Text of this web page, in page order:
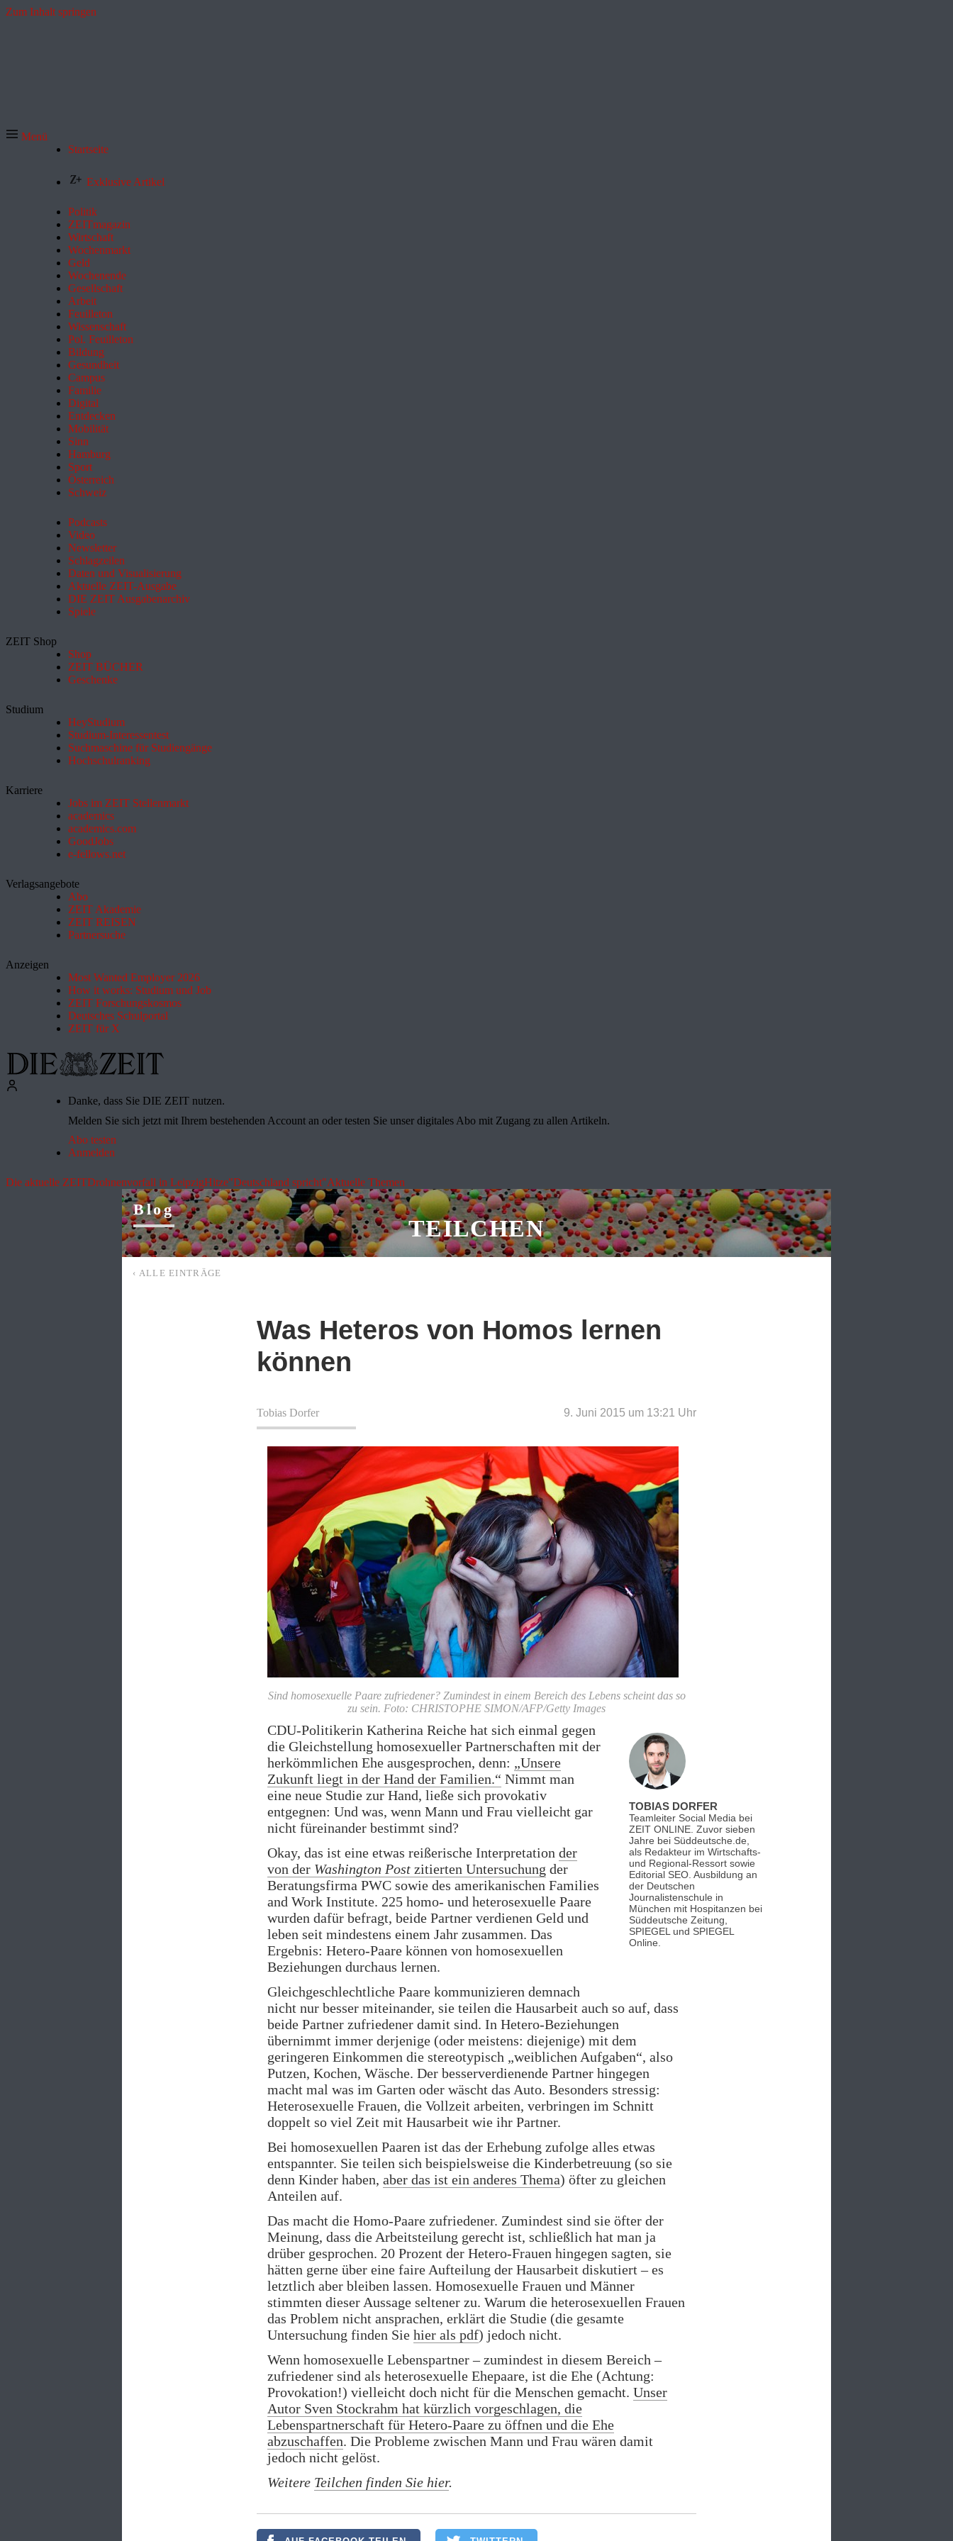
Zum Inhalt springen
Menü
Startseite
Exklusive Artikel
Politik
ZEITmagazin
Wirtschaft
Wochenmarkt
Geld
Wochenende
Gesellschaft
Arbeit
Feuilleton
Wissenschaft
Pol. Feuilleton
Bildung
Gesundheit
Campus
Familie
Digital
Entdecken
Mobilität
Sinn
Hamburg
Sport
Österreich
Schweiz
Podcasts
Video
Newsletter
Schlagzeilen
Daten und Visualisierung
Aktuelle ZEIT-Ausgabe
DIE ZEIT Ausgabenarchiv
Spiele
ZEIT Shop
Shop
ZEIT BÜCHER
Geschenke
Studium
HeyStudium
Studium-Interessentest
Suchmaschine für Studiengänge
Hochschulranking
Karriere
Jobs im ZEIT Stellenmarkt
academics
academics.com
GoodJobs
e-fellows.net
Verlagsangebote
Abo
ZEIT Akademie
ZEIT REISEN
Partnersuche
Anzeigen
Most Wanted Employer 2026
How it works: Studium und Job
ZEIT Forschungskosmos
Deutsches Schulportal
ZEIT für X
Danke, dass Sie DIE ZEIT nutzen.
Melden Sie sich jetzt mit Ihrem bestehenden Account an oder testen Sie unser digitales Abo mit Zugang zu allen Artikeln.
Abo testen
Anmelden
Die aktuelle ZEITDrohnenvorfall in LeipzigHitze"Deutschland spricht"Aktuelle Themen
Blog
TEILCHEN
‹ ALLE EINTRÄGE
Was Heteros von Homos lernen
können
Tobias Dorfer 9. Juni 2015 um 13:21 Uhr
Sind homosexuelle Paare zufriedener? Zumindest in einem Bereich des Lebens scheint das so
zu sein. Foto: CHRISTOPHE SIMON/AFP/Getty Images
TOBIAS DORFER
Teamleiter Social Media bei
ZEIT ONLINE. Zuvor sieben
Jahre bei Süddeutsche.de,
als Redakteur im Wirtschafts-
und Regional-Ressort sowie
Editorial SEO. Ausbildung an
der Deutschen
Journalistenschule in
München mit Hospitanzen bei
Süddeutsche Zeitung,
SPIEGEL und SPIEGEL
Online.
CDU-Politikerin Katherina Reiche hat sich einmal gegen
die Gleichstellung homosexueller Partnerschaften mit der
herkömmlichen Ehe ausgesprochen, denn: „Unsere
Zukunft liegt in der Hand der Familien.“ Nimmt man
eine neue Studie zur Hand, ließe sich provokativ
entgegnen: Und was, wenn Mann und Frau vielleicht gar
nicht füreinander bestimmt sind?
Okay, das ist eine etwas reißerische Interpretation der
von der Washington Post zitierten Untersuchung der
Beratungsfirma PWC sowie des amerikanischen Families
and Work Institute. 225 homo- und heterosexuelle Paare
wurden dafür befragt, beide Partner verdienen Geld und
leben seit mindestens einem Jahr zusammen. Das
Ergebnis: Hetero-Paare können von homosexuellen
Beziehungen durchaus lernen.
Gleichgeschlechtliche Paare kommunizieren demnach
nicht nur besser miteinander, sie teilen die Hausarbeit auch so auf, dass
beide Partner zufriedener damit sind. In Hetero-Beziehungen
übernimmt immer derjenige (oder meistens: diejenige) mit dem
geringeren Einkommen die stereotypisch „weiblichen Aufgaben“, also
Putzen, Kochen, Wäsche. Der besserverdienende Partner hingegen
macht mal was im Garten oder wäscht das Auto. Besonders stressig:
Heterosexuelle Frauen, die Vollzeit arbeiten, verbringen im Schnitt
doppelt so viel Zeit mit Hausarbeit wie ihr Partner.
Bei homosexuellen Paaren ist das der Erhebung zufolge alles etwas
entspannter. Sie teilen sich beispielsweise die Kinderbetreuung (so sie
denn Kinder haben, aber das ist ein anderes Thema) öfter zu gleichen
Anteilen auf.
Das macht die Homo-Paare zufriedener. Zumindest sind sie öfter der
Meinung, dass die Arbeitsteilung gerecht ist, schließlich hat man ja
drüber gesprochen. 20 Prozent der Hetero-Frauen hingegen sagten, sie
hätten gerne über eine faire Aufteilung der Hausarbeit diskutiert – es
letztlich aber bleiben lassen. Homosexuelle Frauen und Männer
stimmten dieser Aussage seltener zu. Warum die heterosexuellen Frauen
das Problem nicht ansprachen, erklärt die Studie (die gesamte
Untersuchung finden Sie hier als pdf) jedoch nicht.
Wenn homosexuelle Lebenspartner – zumindest in diesem Bereich –
zufriedener sind als heterosexuelle Ehepaare, ist die Ehe (Achtung:
Provokation!) vielleicht doch nicht für die Menschen gemacht. Unser
Autor Sven Stockrahm hat kürzlich vorgeschlagen, die
Lebenspartnerschaft für Hetero-Paare zu öffnen und die Ehe
abzuschaffen. Die Probleme zwischen Mann und Frau wären damit
jedoch nicht gelöst.
Weitere Teilchen finden Sie hier.